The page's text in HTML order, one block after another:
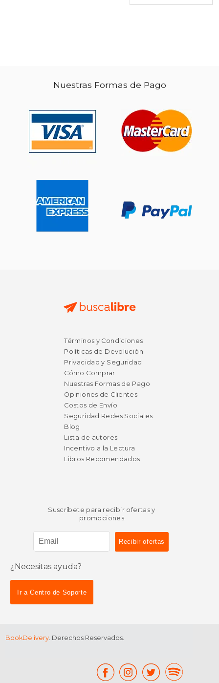
50%
dcto.
$ 39.62
$ 19.81
35%
dcto.
$ 46.66
$ 23.33
12%
dcto.
40%
Nuestras Formas de Pago
Términos y Condiciones
Políticas de Devolución
Privacidad y Seguridad
Cómo Comprar
Nuestras Formas de Pago
Opiniones de Clientes
Costos de Envío
Seguridad Redes Sociales
Blog
Lista de autores
Incentivo a la Lectura
Libros Recomendados
Suscríbete para recibir ofertas y
promociones
¿Necesitas ayuda?
Ir a Centro de Soporte
BookDelivery. Derechos Reservados.